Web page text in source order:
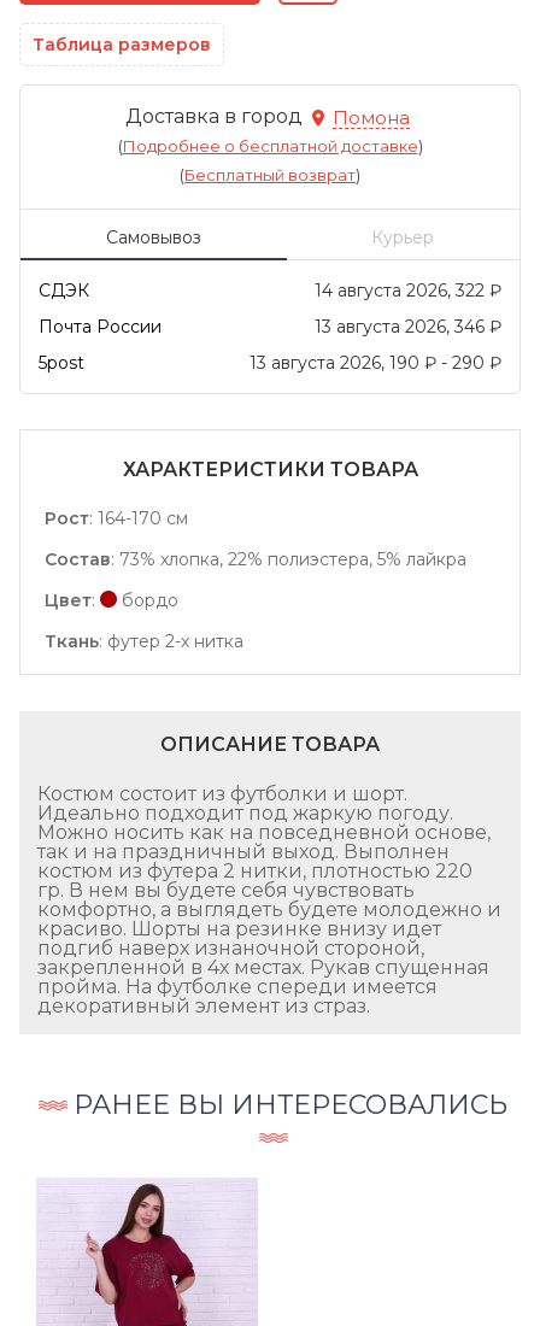
Таблица размеров
Доставка в город Помона
(Подробнее о бесплатной доставке)
(Бесплатный возврат)
Самовывоз Курьер
СДЭК 14 августа 2026 322 ₽
Почта России
13 августа 2026 346 ₽
5post
13 августа 2026 190 ₽ - 290 ₽
ХАРАКТЕРИСТИКИ ТОВАРА
Рост: 164-170 см
Состав: 73% хлопка, 22% полиэстера, 5% лайкра
Цвет:
бордо
Ткань: футер 2-х нитка
ОПИСАНИЕ ТОВАРА
Костюм состоит из футболки и шорт.
Идеально подходит под жаркую погоду.
Можно носить как на повседневной основе,
так и на праздничный выход. Выполнен
костюм из футера 2 нитки, плотностью 220
гр. В нем вы будете себя чувствовать
комфортно, а выглядеть будете молодежно и
красиво. Шорты на резинке внизу идет
подгиб наверх изнаночной стороной,
закрепленной в 4х местах. Рукав спущенная
пройма. На футболке спереди имеется
декоративный элемент из страз.
РАНЕЕ ВЫ ИНТЕРЕСОВАЛИСЬ